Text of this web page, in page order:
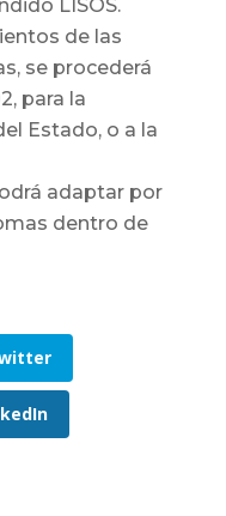
LISOS.
de las
se procederá
para la
Estado, o a la
adaptar por
dentro de